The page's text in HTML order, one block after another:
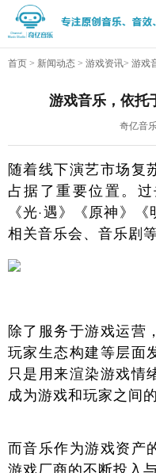
首页 > 新闻动态 > 游戏资讯> 游戏
游戏音乐，依托
奇亿音
随着线下演艺市场复
占据了重要位置。
《光·遇》《原神》
相关音乐会、音乐剧等
除了服务于游戏运营
玩家生态构建等层面
只是用来渲染游戏情
成为游戏和玩家之间
而音乐作为游戏资产
游戏厂商的不断投入